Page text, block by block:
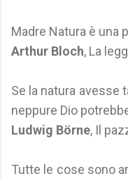
Madre Natura è una
Arthur Bloch, La
Se la natura avesse
neppure Dio
Ludwig Börne, Il
Tutte le cose sono